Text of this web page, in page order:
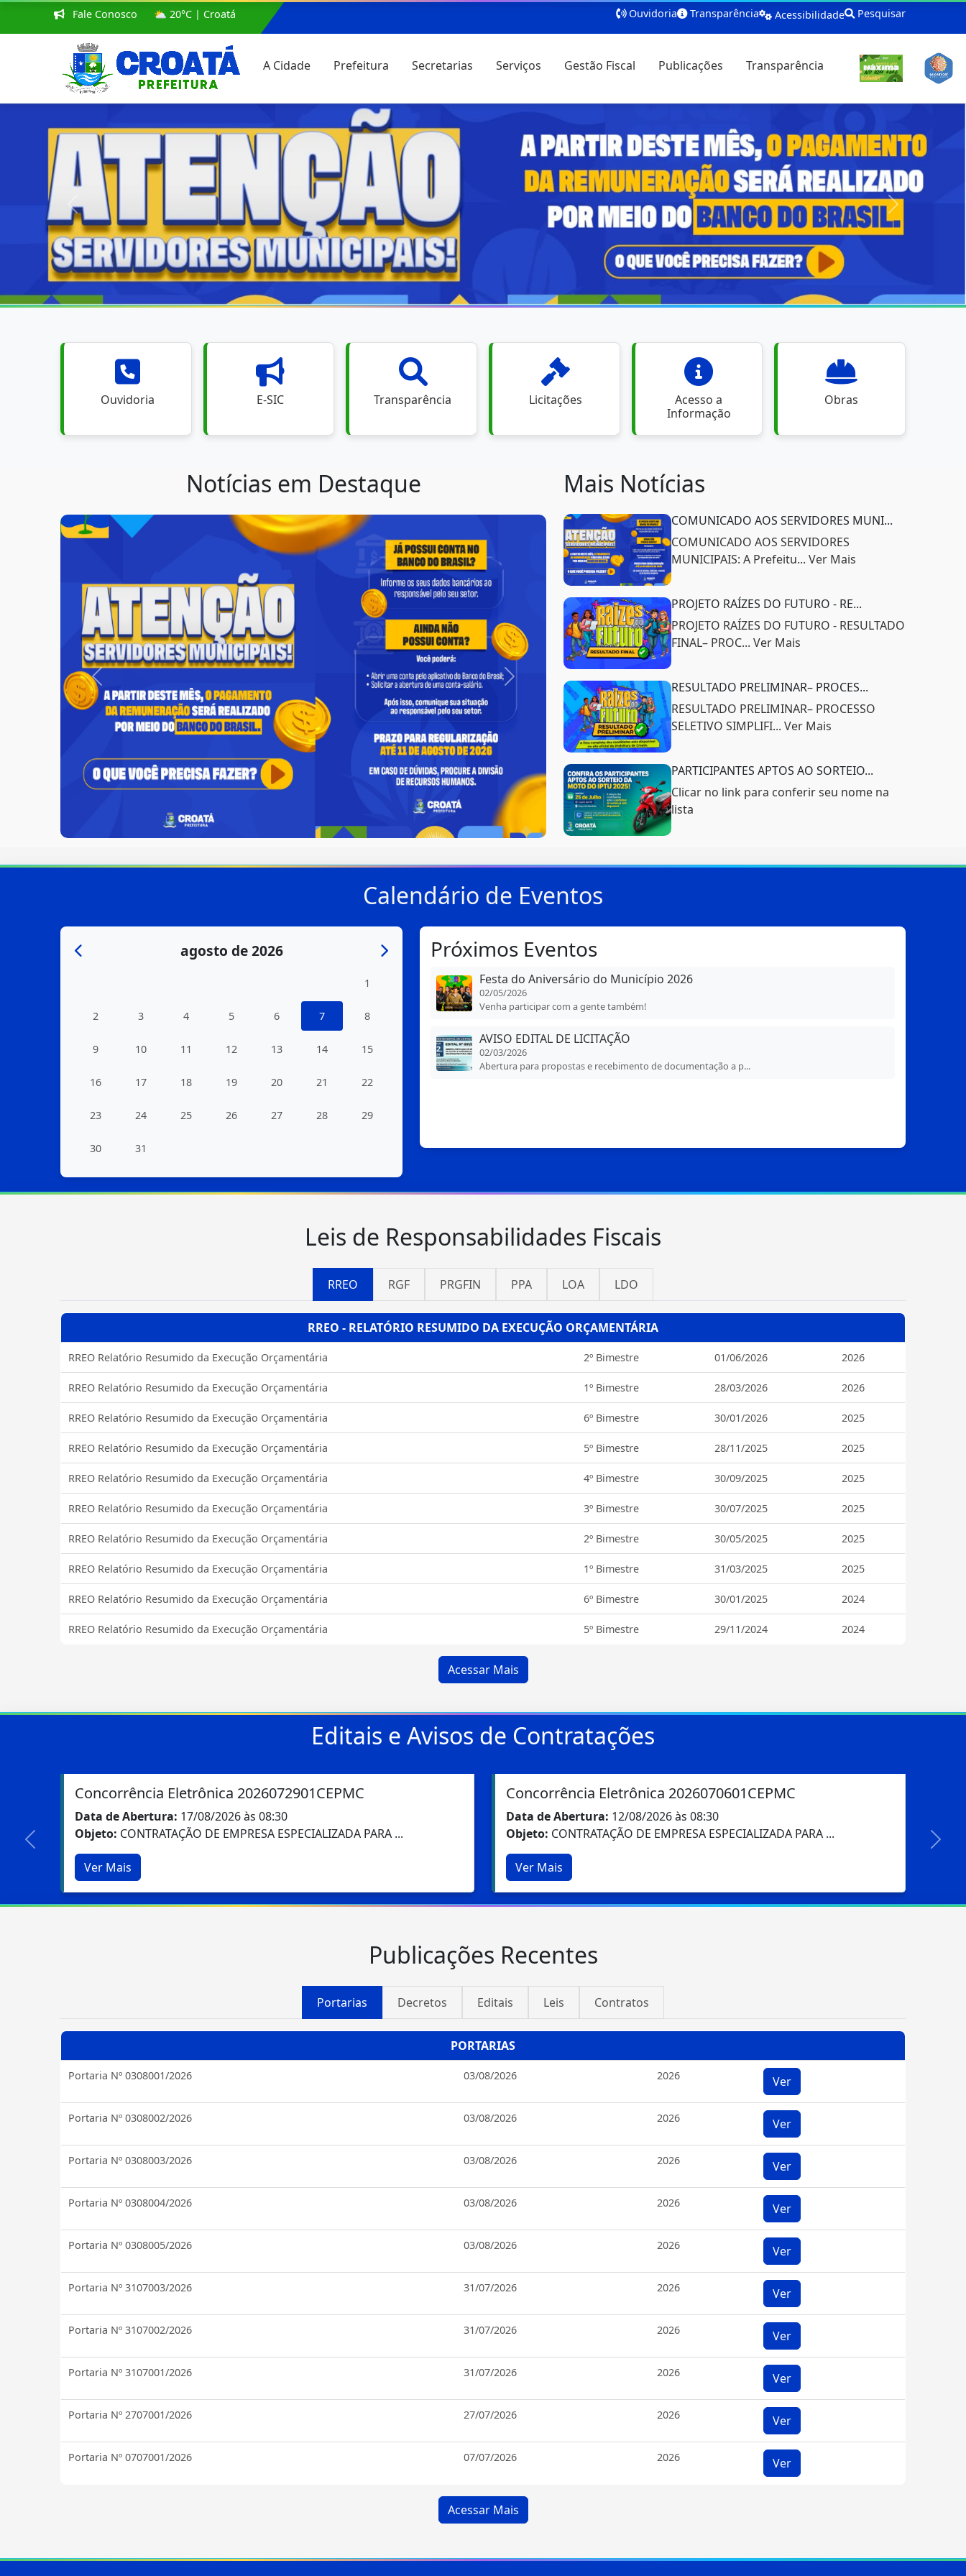
Ouvidoria Transparência Acessibilidade Pesquisar
Fale Conosco ⛅ 20°C | Croatá
A Cidade Prefeitura Secretarias Serviços Gestão Fiscal Publicações Transparência
Anterior Próximo
Ouvidoria E-SIC Transparência Licitações
Acesso a
Informação
Obras
Notícias em Destaque
Previous Next
Mais Notícias
COMUNICADO AOS SERVIDORES MUNI...
COMUNICADO AOS SERVIDORES
MUNICIPAIS: A Prefeitu... Ver Mais
PROJETO RAÍZES DO FUTURO - RE...
PROJETO RAÍZES DO FUTURO - RESULTADO
FINAL– PROC... Ver Mais
RESULTADO PRELIMINAR– PROCES...
RESULTADO PRELIMINAR– PROCESSO
SELETIVO SIMPLIFI... Ver Mais
PARTICIPANTES APTOS AO SORTEIO...
Clicar no link para conferir seu nome na
lista
Calendário de Eventos
agosto de 2026
1
2 3 4 5 6 7 8
9 10 11 12 13 14 15
16 17 18 19 20 21 22
23 24 25 26 27 28 29
30 31
Próximos Eventos
Festa do Aniversário do Município 2026
02/05/2026
Venha participar com a gente também!
AVISO EDITAL DE LICITAÇÃO
02/03/2026
Abertura para propostas e recebimento de documentação a p...
Leis de Responsabilidades Fiscais
RREO RGF PRGFIN PPA LOA LDO
RREO - RELATÓRIO RESUMIDO DA EXECUÇÃO ORÇAMENTÁRIA
RREO Relatório Resumido da Execução Orçamentária 2º Bimestre 01/06/2026 2026
RREO Relatório Resumido da Execução Orçamentária 1º Bimestre 28/03/2026 2026
RREO Relatório Resumido da Execução Orçamentária 6º Bimestre 30/01/2026 2025
RREO Relatório Resumido da Execução Orçamentária 5º Bimestre 28/11/2025 2025
RREO Relatório Resumido da Execução Orçamentária 4º Bimestre 30/09/2025 2025
RREO Relatório Resumido da Execução Orçamentária 3º Bimestre 30/07/2025 2025
RREO Relatório Resumido da Execução Orçamentária 2º Bimestre 30/05/2025 2025
RREO Relatório Resumido da Execução Orçamentária 1º Bimestre 31/03/2025 2025
RREO Relatório Resumido da Execução Orçamentária 6º Bimestre 30/01/2025 2024
RREO Relatório Resumido da Execução Orçamentária 5º Bimestre 29/11/2024 2024
Acessar Mais
Editais e Avisos de Contratações
Credenciamento 2026061601CPPMC
Data de Abertura: 07/08/2026 às 09:00
Objeto: Chamamento Público destinado a selecionar ...
Ver Mais
Concorrência Eletrônica 2026.07.08.01CEPMC
Data de Abertura: 07/08/2026 às 08:30
Objeto: CONTRATAÇÃO DE EMPRESA ESPECIALIZADA PARA ...
Ver Mais
Anterior
Publicações Recentes
Portarias Decretos Editais Leis Contratos
PORTARIAS
Portaria Nº 0308001/2026 03/08/2026 2026 Ver
Portaria Nº 0308002/2026 03/08/2026 2026 Ver
Portaria Nº 0308003/2026 03/08/2026 2026 Ver
Portaria Nº 0308004/2026 03/08/2026 2026 Ver
Portaria Nº 0308005/2026 03/08/2026 2026 Ver
Portaria Nº 3107003/2026 31/07/2026 2026 Ver
Portaria Nº 3107002/2026 31/07/2026 2026 Ver
Portaria Nº 3107001/2026 31/07/2026 2026 Ver
Portaria Nº 2707001/2026 27/07/2026 2026 Ver
Portaria Nº 0707001/2026 07/07/2026 2026 Ver
Acessar Mais